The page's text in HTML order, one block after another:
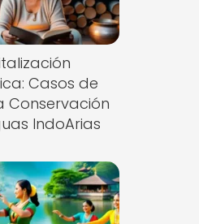
Casos de
Conservación
IndoArias